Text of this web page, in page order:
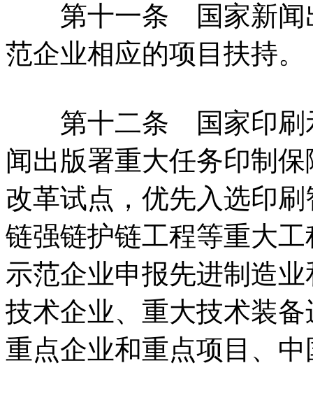
第十一条 国家新闻出
范企业相应的项目扶持。
第十二条 国家印刷示
闻出版署重大任务印制
改革试点，优先入选印
链强链护链工程等重大
示范企业申报先进制造
技术企业、重大技术装
重点企业和重点项目、